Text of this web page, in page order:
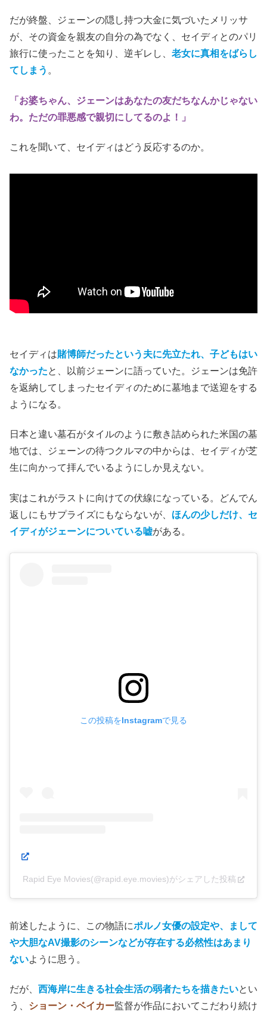
だが終盤、ジェーンの隠し持つ大金に気づいたメリッサ
が、その資金を親友の自分の為でなく、セイディとのパリ
旅行に使ったことを知り、逆ギレし、 老女に真相をばらし
てしまう 。
「お婆ちゃん、ジェーンはあなたの友だちなんかじゃない
わ。ただの罪悪感で親切にしてるのよ！」
これを聞いて、セイディはどう反応するのか。
セイディは賭博師だったという夫に先立たれ、子どもはい
なかったと、以前ジェーンに語っていた。ジェーンは免許
を返納してしまったセイディのために墓地まで送迎をする
ようになる。
日本と違い墓石がタイルのように敷き詰められた米国の墓
地では、ジェーンの待つクルマの中からは、セイディが芝
生に向かって拝んでいるようにしか見えない。
実はこれがラストに向けての伏線になっている。どんでん
返しにもサプライズにもならないが、 ほんの少しだけ、セ
イディがジェーンについている嘘がある。
この投稿をInstagramで見る
Rapid Eye Movies(@rapid.eye.movies)がシェアした投稿
前述したように、この物語にポルノ女優の設定や、まして
や大胆なAV撮影のシーンなどが存在する必然性はあまり
ないように思う。
だが、 西海岸に生きる社会生活の弱者たちを描きたいとい
う、 ショーン・ベイカー監督が作品においてこだわり続け